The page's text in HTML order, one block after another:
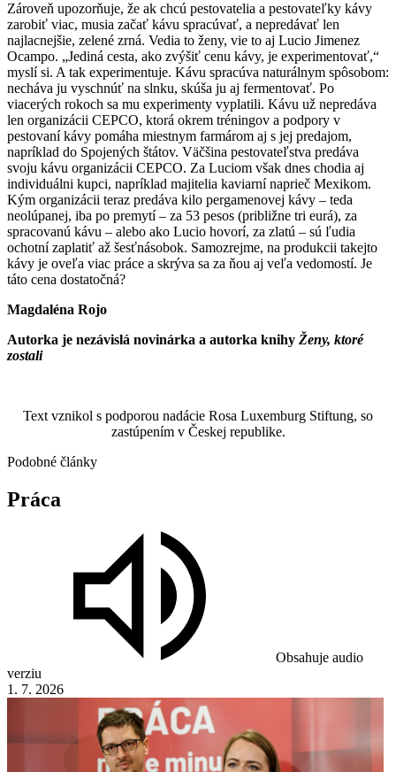
Zároveň upozorňuje, že ak chcú pestovatelia a pestovateľky kávy
zarobiť viac, musia začať kávu spracúvať, a nepredávať len
najlacnejšie, zelené zrná. Vedia to ženy, vie to aj Lucio Jimenez
Ocampo. „Jediná cesta, ako zvýšiť cenu kávy, je experimentovať,“
myslí si. A tak experimentuje. Kávu spracúva naturálnym spôsobom:
necháva ju vyschnúť na slnku, skúša ju aj fermentovať. Po
viacerých rokoch sa mu experimenty vyplatili. Kávu už nepredáva
len organizácii CEPCO, ktorá okrem tréningov a podpory v
pestovaní kávy pomáha miestnym farmárom aj s jej predajom,
napríklad do Spojených štátov. Väčšina pestovateľstva predáva
svoju kávu organizácii CEPCO. Za Luciom však dnes chodia aj
individuálni kupci, napríklad majitelia kaviarní naprieč Mexikom.
Kým organizácii teraz predáva kilo pergamenovej kávy – teda
neolúpanej, iba po premytí – za 53 pesos (približne tri eurá), za
spracovanú kávu – alebo ako Lucio hovorí, za zlatú – sú ľudia
ochotní zaplatiť až šesťnásobok. Samozrejme, na produkcii takejto
kávy je oveľa viac práce a skrýva sa za ňou aj veľa vedomostí. Je
táto cena dostatočná?
Magdaléna Rojo
Autorka je nezávislá novinárka a autorka knihy Ženy, ktoré
zostali
Text vznikol s podporou nadácie Rosa Luxemburg Stiftung, so
zastúpením v Českej republike.
Podobné články
Práca
Obsahuje audio
verziu
1. 7. 2026